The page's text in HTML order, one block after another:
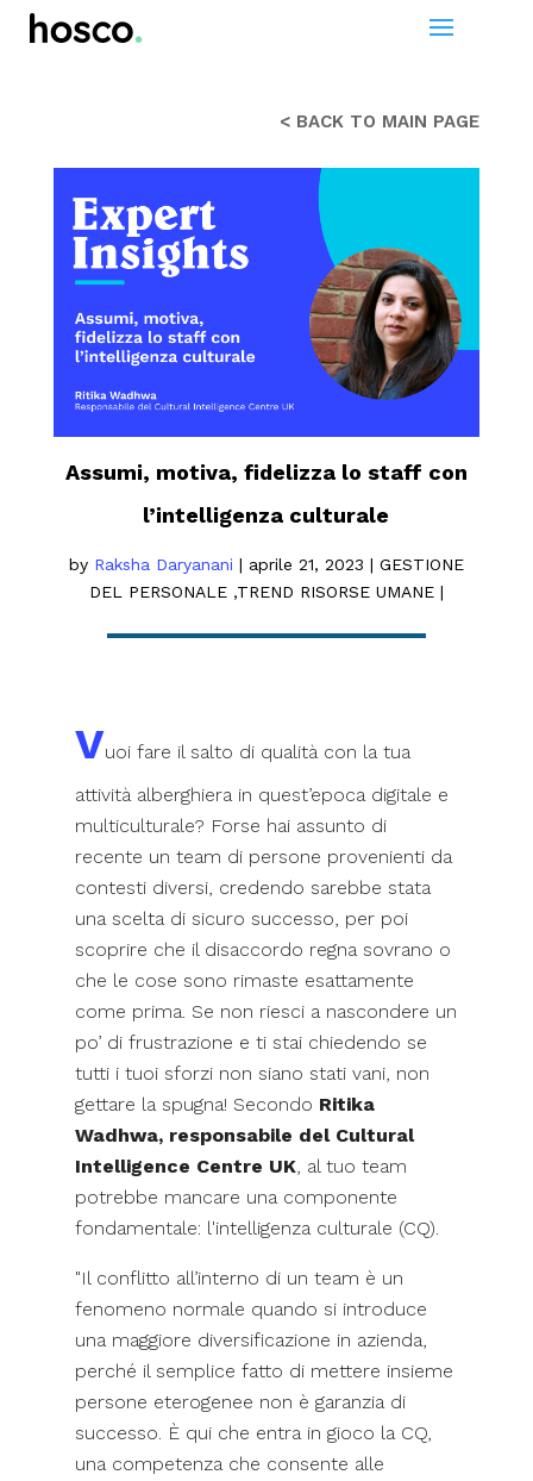
< BACK TO MAIN PAGE
Assumi, motiva, fidelizza lo staff con
l’intelligenza culturale
by Raksha Daryanani | aprile 21, 2023 | GESTIONE
DEL PERSONALE,TREND RISORSE UMANE|
Vuoi fare il salto di qualità con la tua
attività alberghiera in quest’epoca digitale e
multiculturale? Forse hai assunto di
recente un team di persone provenienti da
contesti diversi, credendo sarebbe stata
una scelta di sicuro successo, per poi
scoprire che il disaccordo regna sovrano o
che le cose sono rimaste esattamente
come prima. Se non riesci a nascondere un
po’ di frustrazione e ti stai chiedendo se
tutti i tuoi sforzi non siano stati vani, non
gettare la spugna! Secondo Ritika
Wadhwa, responsabile del Cultural
Intelligence Centre UK, al tuo team
potrebbe mancare una componente
fondamentale: l'intelligenza culturale (CQ).
"Il conflitto all’interno di un team è un
fenomeno normale quando si introduce
una maggiore diversificazione in azienda,
perché il semplice fatto di mettere insieme
persone eterogenee non è garanzia di
successo. È qui che entra in gioco la CQ,
una competenza che consente alle